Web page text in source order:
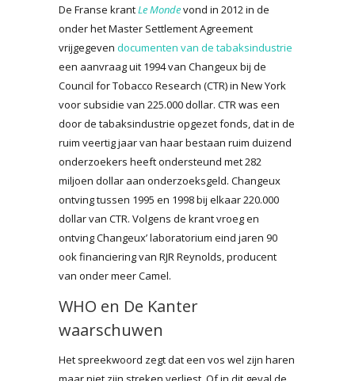
De Franse krantLe Mondevond in 2012 in de
onder het Master Settlement Agreement
vrijgegeven documenten van de tabaksindustrie
een aanvraag uit 1994 van Changeux bij de
Council for Tobacco Research (CTR) in New York
voor subsidie van 225.000 dollar. CTR was een
door de tabaksindustrie opgezet fonds, dat in de
ruim veertig jaar van haar bestaan ruim duizend
onderzoekers heeft ondersteund met 282
miljoen dollar aan onderzoeksgeld. Changeux
ontving tussen 1995 en 1998 bij elkaar 220.000
dollar van CTR. Volgens de krant vroeg en
ontving Changeux’ laboratorium eind jaren 90
ook financiering van RJR Reynolds, producent
van onder meer Camel.
WHO en De Kanter
waarschuwen
Het spreekwoord zegt dat een vos wel zijn haren